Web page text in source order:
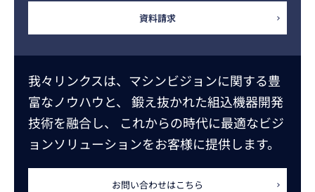
資料請求
我々リンクスは、マシンビジョンに関する豊
富なノウハウと、
鍛え抜かれた組込機器開発
技術を融合し、
これからの時代に最適なビジ
ョンソリューションをお客様に提供します。
お問い合わせはこちら